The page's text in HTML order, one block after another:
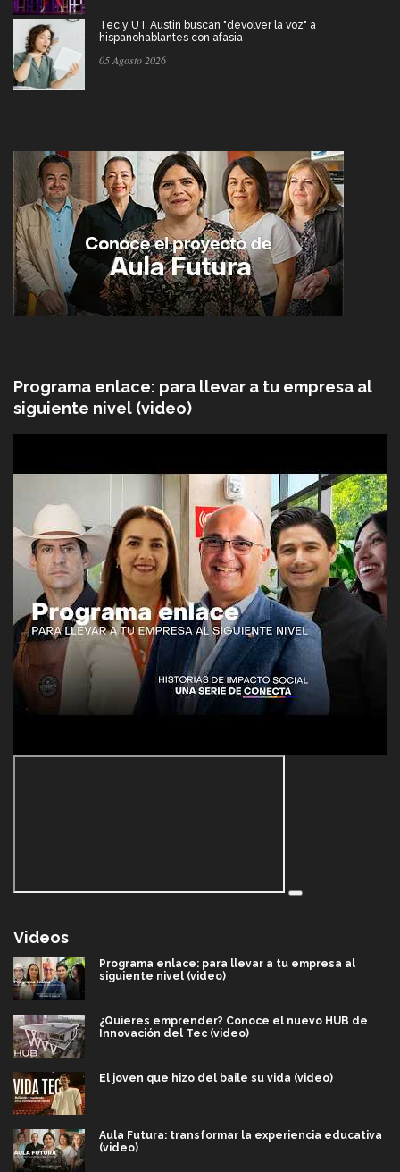
Tec y UT Austin buscan "devolver la voz" a
hispanohablantes con afasia
05 Agosto 2026
Programa enlace: para llevar a tu empresa al
siguiente nivel (video)
Videos
Programa enlace: para llevar a tu empresa al
siguiente nivel (video)
¿Quieres emprender? Conoce el nuevo HUB de
Innovación del Tec (video)
El joven que hizo del baile su vida (video)
Aula Futura: transformar la experiencia educativa
(video)